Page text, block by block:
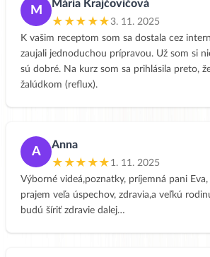
M
Mária Krajčovičová
★★★★★3. 11. 2025
K vašim receptom som sa dostala cez
zaujali jednoduchou prípravou. Už som si
sú dobré. Na kurz som sa prihlásila preto,
žalúdkom (reflux).
A
Anna
★★★★★ 1. 11. 2025
Výborné videá,poznatky, príjemná pani
prajem veľa úspechov, zdravia,a veľkú
budú šíriť zdravie dalej…